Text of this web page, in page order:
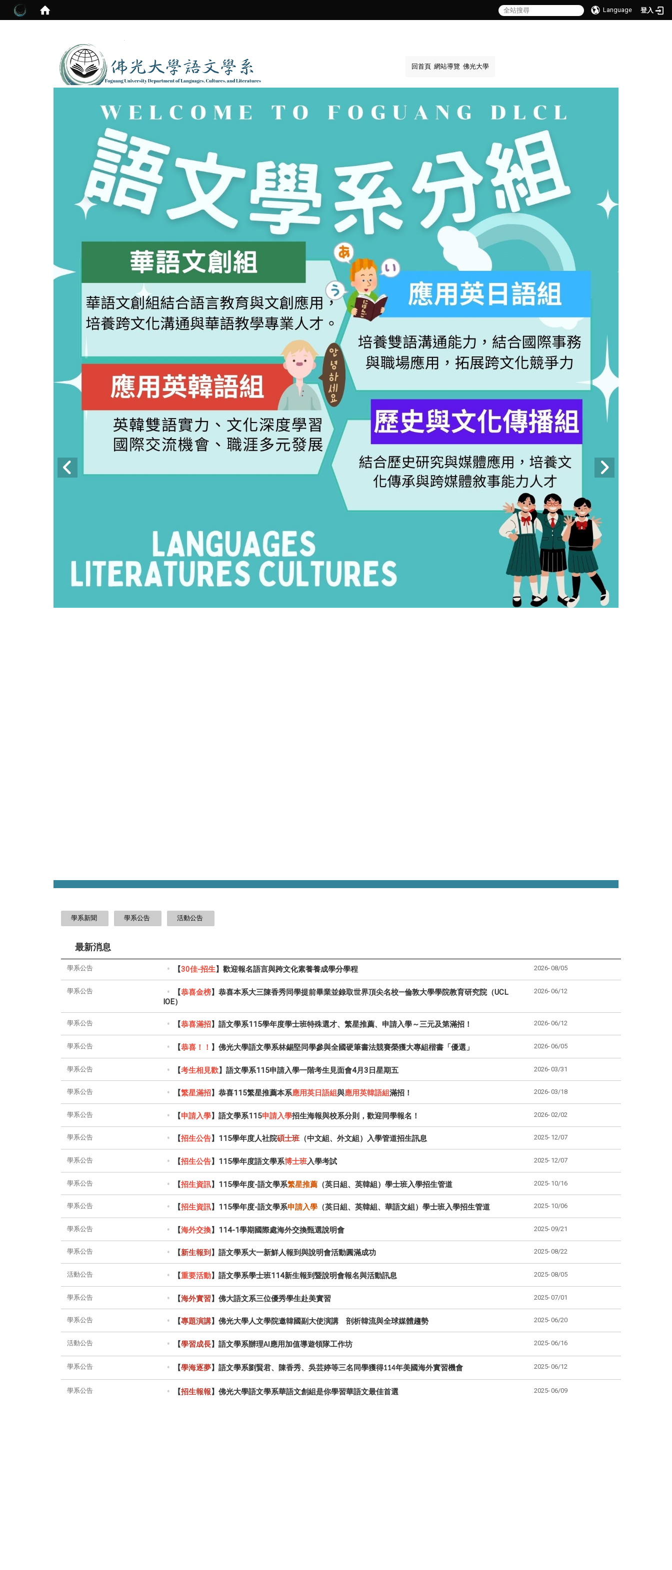
Language 登入
回首頁 網站導覽 佛光大學
學系新聞 學系公告 活動公告
最新消息
學系公告 【30佳-招生】歡迎報名語言與跨文化素養養成學分學程 2026-08/05
學系公告 【恭喜金榜】恭喜本系大三陳香秀同學提前畢業並錄取世界頂尖名校—倫敦大學學院教育研究院（UCL
IOE）
2026-06/12
學系公告 【恭喜滿招】語文學系115學年度學士班特殊選才、繁星推薦、申請入學～三元及第滿招！ 2026-06/12
學系公告 【恭喜！！ 】佛光大學語文學系林錫堅同學參與全國硬筆書法競賽榮獲大專組楷書「優選」 2026-06/05
學系公告 【考生相見歡】語文學系115申請入學一階考生見面會4月3日星期五 2026-03/31
學系公告 【繁星滿招】恭喜115繁星推薦本系應用英日語組與應用英韓語組滿招！ 2026-03/18
學系公告 【申請入學】語文學系115申請入學招生海報與校系分則，歡迎同學報名！ 2026-02/02
學系公告 【招生公告】115學年度人社院碩士班（中文組、外文組）入學管道招生訊息 2025- 12/07
學系公告 【招生公告】115學年度語文學系博士班入學考試 2025- 12/07
學系公告 【招生資訊】115學年度-語文學系繁星推薦（英日組、英韓組）學士班入學招生管道 2025- 10/16
學系公告 【招生資訊】115學年度-語文學系申請入學（英日組、英韓組、華語文組）學士班入學招生管道 2025- 10/06
學系公告 【海外交換】114-1學期國際處海外交換甄選說明會 2025-09/21
學系公告 【新生報到 】語文學系大一新鮮人報到與說明會活動圓滿成功 2025-08/22
活動公告 【重要活動】語文學系學士班114新生報到暨說明會報名與活動訊息 2025-08/05
學系公告 【海外實習】佛大語文系三位優秀學生赴美實習 2025-07/01
學系公告 【專題演講】 佛光大學人文學院邀韓國副大使演講 剖析韓流與全球媒體趨勢 2025-06/20
活動公告 【學習成長】語文學系辦理AI 應用加值導遊領隊工作坊 2025-06/16
學系公告 【學海逐夢】語文學系劉賢君、陳香秀、吳芸婷等三名同學獲得114年美國海外實習機會 2025-06/12
學系公告 【招生報報】佛光大學語文學系華語文創組是你學習華語文最佳首選 2025-06/09